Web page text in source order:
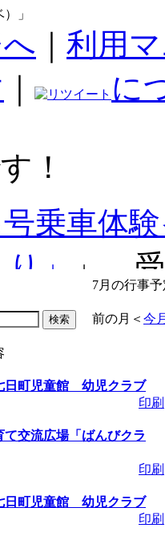
」
利用
に
！
乗車体
」
」 受
広場「
09～
びる塾
間：～
座「ばん
2026/08/
7月の行事
前の月 ＜ 今
日町児童館 幼児クラブ
印刷
て交流広場「ばんびクラ
印刷
日町児童館 幼児クラブ
印刷